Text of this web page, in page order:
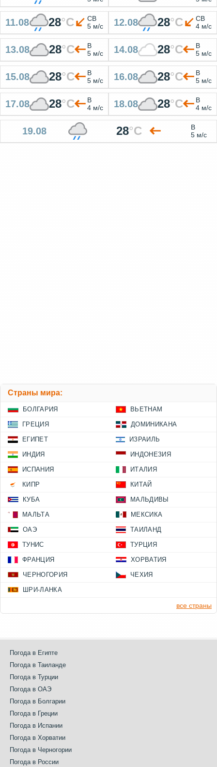
11.08 28°C
СВ
5 м/с
12.08 28°C
СВ
4 м/с
13.08 28°C
В
5 м/с
14.08 28°C
В
5 м/с
15.08 28°C
В
5 м/с
16.08 28°C
В
5 м/с
17.08 28°C
В
4 м/с
18.08 28°C
В
4 м/с
19.08 28°C
В
5 м/с
Страны мира:
БОЛГАРИЯ ВЬЕТНАМ
ГРЕЦИЯ ДОМИНИКАНА
ЕГИПЕТ ИЗРАИЛЬ
ИНДИЯ ИНДОНЕЗИЯ
ИСПАНИЯ ИТАЛИЯ
КИПР КИТАЙ
КУБА МАЛЬДИВЫ
МАЛЬТА МЕКСИКА
ОАЭ ТАИЛАНД
ТУНИС ТУРЦИЯ
ФРАНЦИЯ ХОРВАТИЯ
ЧЕРНОГОРИЯ ЧЕХИЯ
ШРИ-ЛАНКА
все страны
Погода в Египте
Погода в Таиланде
Погода в Турции
Погода в ОАЭ
Погода в Болгарии
Погода в Греции
Погода в Испании
Погода в Хорватии
Погода в Черногории
Погода в России